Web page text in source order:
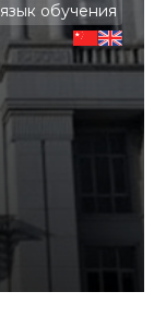
язык обучения